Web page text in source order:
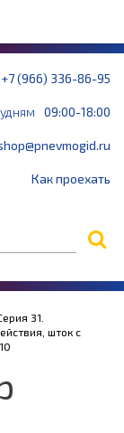
+7 (966) 336-86-95
09:00-18:00
Как проехать
31.
шток с